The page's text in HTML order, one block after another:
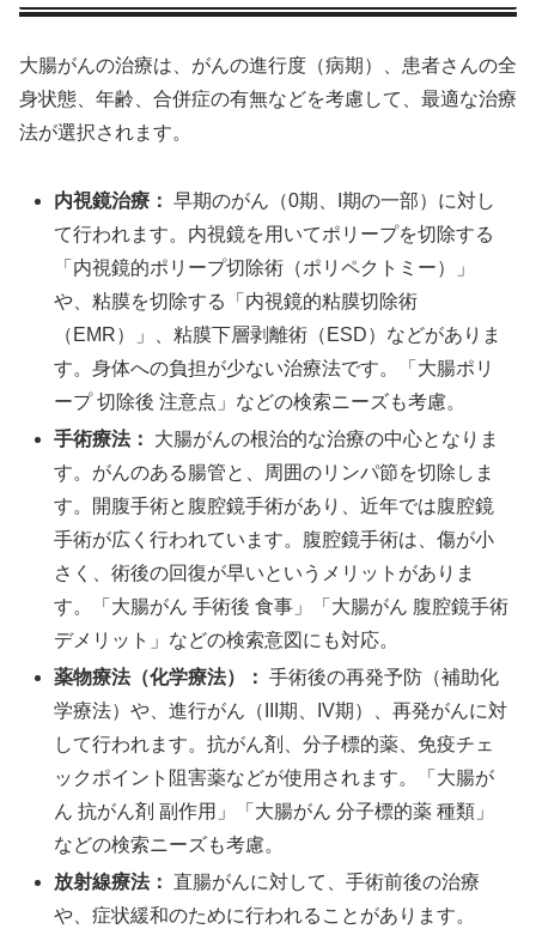
大腸がんの治療は、がんの進行度（病期）、患者さんの全
身状態、年齢、合併症の有無などを考慮して、最適な治療
法が選択されます。
内視鏡治療： 早期のがん（0期、I期の一部）に対し
て行われます。内視鏡を用いてポリープを切除する
「内視鏡的ポリープ切除術（ポリペクトミー）」
や、粘膜を切除する「内視鏡的粘膜切除術
（EMR）」、粘膜下層剥離術（ESD）などがありま
す。身体への負担が少ない治療法です。「大腸ポリ
ープ 切除後 注意点」などの検索ニーズも考慮。
手術療法：
大腸がんの根治的な治療の中心となりま
す。がんのある腸管と、周囲のリンパ節を切除しま
す。開腹手術と腹腔鏡手術があり、近年では腹腔鏡
手術が広く行われています。腹腔鏡手術は、傷が小
さく、術後の回復が早いというメリットがありま
す。「大腸がん 手術後 食事」「大腸がん 腹腔鏡手術
デメリット」などの検索意図にも対応。
薬物療法（化学療法）： 手術後の再発予防（補助化
学療法）や、進行がん（III期、IV期）、再発がんに対
して行われます。抗がん剤、分子標的薬、免疫チェ
ックポイント阻害薬などが使用されます。「大腸が
ん 抗がん剤 副作用」「大腸がん 分子標的薬 種類」
などの検索ニーズも考慮。
放射線療法： 直腸がんに対して、手術前後の治療
や、症状緩和のために行われることがあります。